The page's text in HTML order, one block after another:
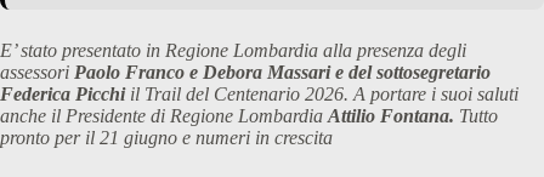
E’ stato presentato in Regione Lombardia alla presenza degli
assessori Paolo Franco e Debora Massari e del sottosegretario
Federica Picchiil Trail del Centenario 2026. A portare i suoi saluti
anche il Presidente di Regione Lombardia Attilio Fontana. Tutto
pronto per il 21 giugno e numeri in crescita